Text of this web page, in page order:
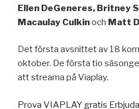
Ellen DeGeneres, Britney
Macaulay Culkinoch Matt
Det första avsnittet av 18
oktober. De första tio
att streama på Viaplay.
Prova VIAPLAY gratis